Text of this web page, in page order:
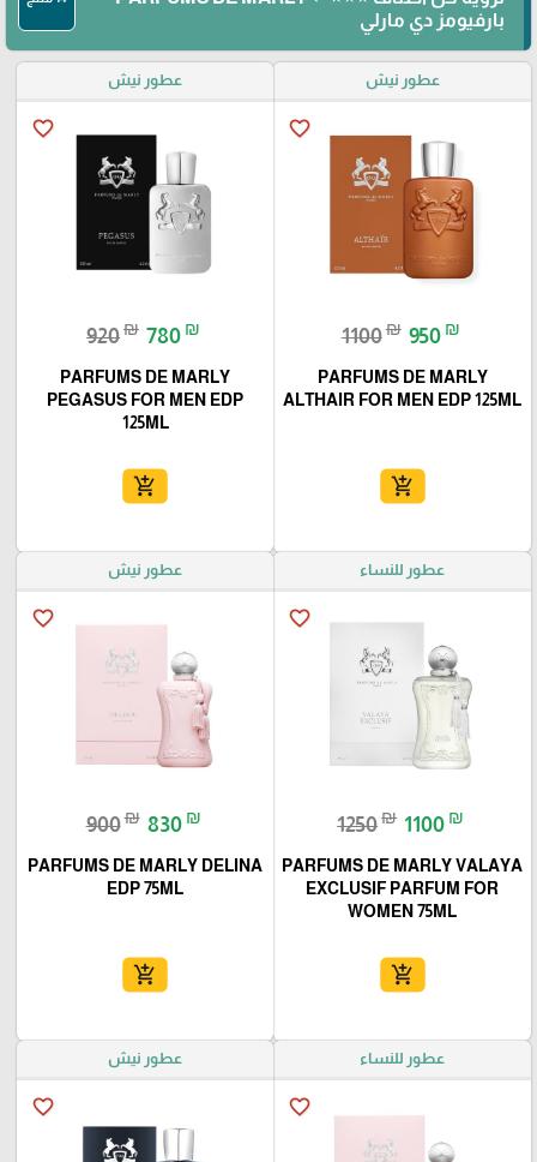
بارفيومز دي مارلي
عطور نيش
favorite_border
1100₪ 950 ₪
PARFUMS DE MARLY
ALTHAIR FOR MEN EDP 125ML
add_shopping_cart
عطور نيش
favorite_border
920₪ 780 ₪
PARFUMS DE MARLY
PEGASUS FOR MEN EDP
125ML
add_shopping_cart
عطور للنساء
favorite_border
1250₪ 1100 ₪
PARFUMS DE MARLY VALAYA
EXCLUSIF PARFUM FOR
WOMEN 75ML
add_shopping_cart
عطور نيش
favorite_border
900₪ 830 ₪
PARFUMS DE MARLY DELINA
EDP 75ML
add_shopping_cart
عطور للنساء
favorite_border
عطور نيش
favorite_border